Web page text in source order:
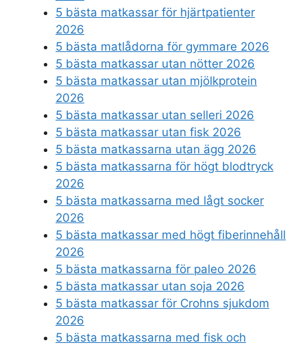
5 bästa matkassar för hjärtpatienter
2026
5 bästa matlådorna för gymmare 2026
5 bästa matkassar utan nötter 2026
5 bästa matkassar utan mjölkprotein
2026
5 bästa matkassar utan selleri 2026
5 bästa matkassar utan fisk 2026
5 bästa matkassarna utan ägg 2026
5 bästa matkassarna för högt blodtryck
2026
5 bästa matkassarna med lågt socker
2026
5 bästa matkassar med högt fiberinnehåll
2026
5 bästa matkassarna för paleo 2026
5 bästa matkassar utan soja 2026
5 bästa matkassar för Crohns sjukdom
2026
5 bästa matkassarna med fisk och